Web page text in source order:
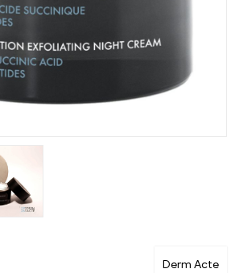
Derm Acte